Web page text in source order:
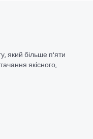
який більше п'яти
якісного,